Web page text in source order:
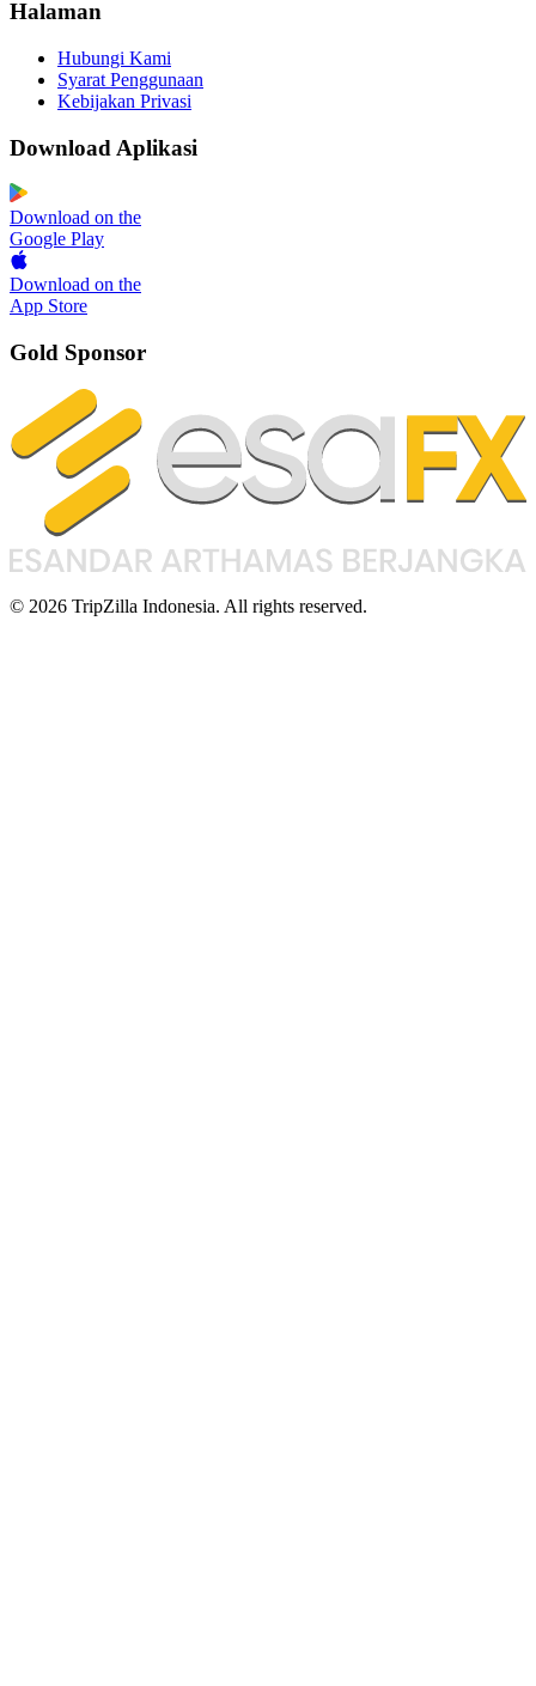
Halaman
Hubungi Kami
Syarat Penggunaan
Kebijakan Privasi
Download Aplikasi
Download on the
Google Play
Download on the
App Store
Gold Sponsor
© 2026 TripZilla Indonesia. All rights reserved.